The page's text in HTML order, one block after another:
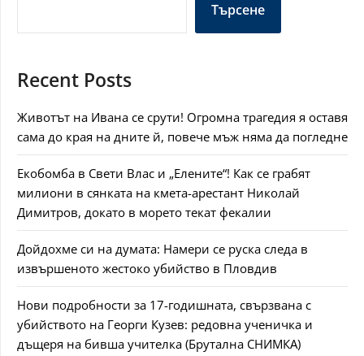
Търсене
Recent Posts
Животът на Ивана се срути! Огромна трагедия я оставя
сама до края на дните й, повече мъж няма да погледне
Екобомба в Свети Влас и „Елените“! Как се грабят
милиони в сянката на кмета-арестант Николай
Димитров, докато в морето текат фекалии
Дойдохме си на думата: Намери се руска следа в
извършеното жестоко убийство в Пловдив
Нови подробности за 17-годишната, свързвана с
убийството на Георги Кузев: редовна ученичка и
дъщеря на бивша учителка (Брутална СНИМКА)